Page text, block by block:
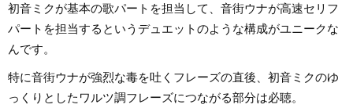
初音ミクが基本の歌パートを担当して、音街ウナが高速セリフ
パートを担当するというデュエットのような構成がユニークな
んです。
特に音街ウナが強烈な毒を吐くフレーズの直後、初音ミクのゆ
っくりとしたワルツ調フレーズにつながる部分は必聴。